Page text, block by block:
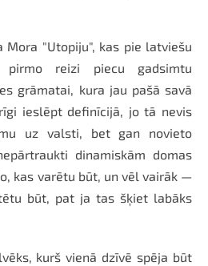
Mora "Utopiju", kas pie latviešu
reizi piecu gadsimtu
grāmatai, kura jau pašā savā
ieslēpt definīcijā, jo tā nevis
uz valsti, bet gan novieto
dinamiskām domas
kas varētu būt, un vēl vairāk —
būt, pat ja tas šķiet labāks
kurš vienā dzīvē spēja būt